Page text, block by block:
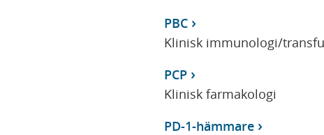
PBC
Klinisk immunologi/
PCP
Klinisk farmakologi
PD-1-hämmare